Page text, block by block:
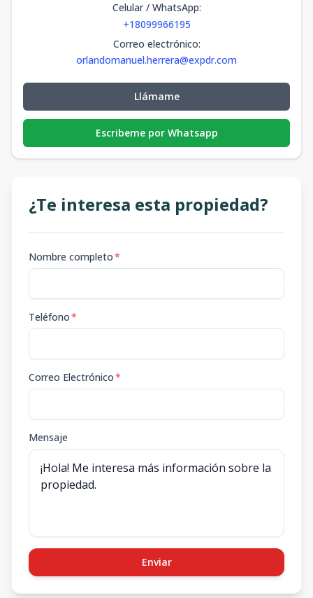
Celular / WhatsApp:
+18099966195
Correo electrónico:
orlandomanuel.herrera@expdr.com
Llámame
Escribeme por Whatsapp
¿Te interesa esta propiedad?
Nombre completo*
Teléfono*
Correo Electrónico*
Mensaje
Enviar